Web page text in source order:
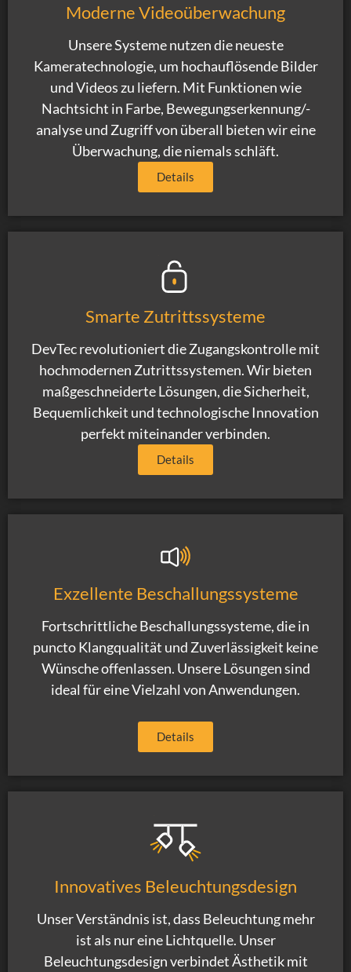
Moderne Videoüberwachung
Unsere Systeme nutzen die neueste
Kameratechnologie, um hochauflösende Bilder
und Videos zu liefern. Mit Funktionen wie
Nachtsicht in Farbe, Bewegungserkennung/-
analyse und Zugriff von überall bieten wir eine
Überwachung, die niemals schläft.
Details
Smarte Zutrittssysteme
DevTec revolutioniert die Zugangskontrolle mit
hochmodernen Zutrittssystemen. Wir bieten
maßgeschneiderte Lösungen, die Sicherheit,
Bequemlichkeit und technologische Innovation
perfekt miteinander verbinden.
Details
Exzellente Beschallungssysteme
Fortschrittliche Beschallungssysteme, die in
puncto Klangqualität und Zuverlässigkeit keine
Wünsche offenlassen. Unsere Lösungen sind
ideal für eine Vielzahl von Anwendungen.
Details
Innovatives Beleuchtungsdesign
Unser Verständnis ist, dass Beleuchtung mehr
ist als nur eine Lichtquelle. Unser
Beleuchtungsdesign verbindet Ästhetik mit